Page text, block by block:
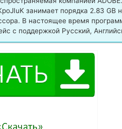
занимает порядка 2.83 GB
В настоящее время
с поддержкой Русский,